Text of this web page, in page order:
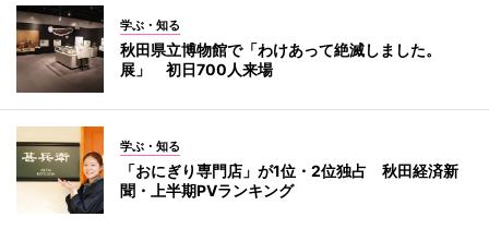
学ぶ・知る
秋田県立博物館で「わけあって絶滅しました。
展」 初日700人来場
学ぶ・知る
「おにぎり専門店」が1位・2位独占 秋田経済新
聞・上半期PVランキング